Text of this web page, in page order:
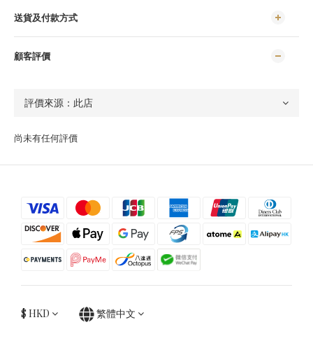
送貨及付款方式
顧客評價
尚未有任何評價
$ HKD 繁體中文